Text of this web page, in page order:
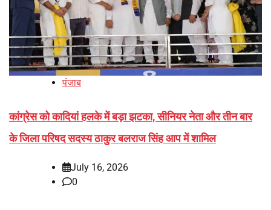
पंजाब
कांग्रेस को कादियां हलके में बड़ा झटका, सीनियर नेता और तीन बार
के जिला परिषद सदस्य ठाकुर बलराज सिंह आप में शामिल
July 16, 2026
0